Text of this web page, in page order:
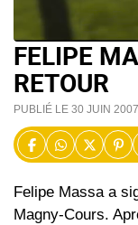
FELIPE
RETOUR
PUBLIÉ LE 30 JUIN
Felipe Massa a
Magny-Cours.